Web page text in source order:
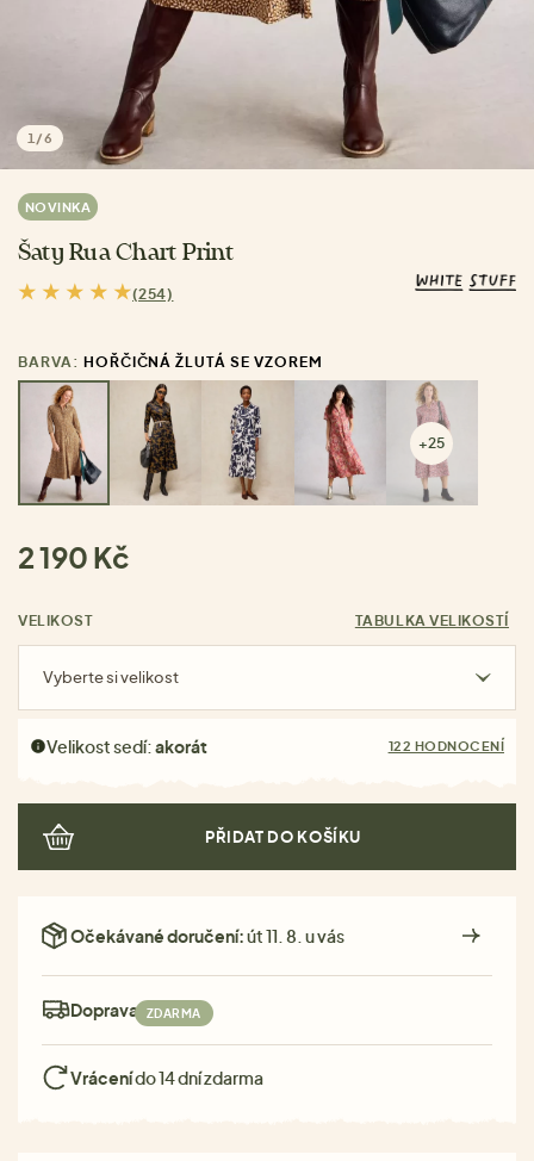
1 /6
NOVINKA
Šaty Rua Chart Print
(254)
BARVA: HOŘČIČNÁ ŽLUTÁ SE VZOREM
+25
2 190 Kč
VELIKOST TABULKA VELIKOSTÍ
Vyberte si velikost
Velikost sedí:akorát 122 HODNOCENÍ
PŘIDAT DO KOŠÍKU
Očekávané doručení:út 11. 8. u vás
Doprava: ZDARMA
Vrácenído 14 dní zdarma